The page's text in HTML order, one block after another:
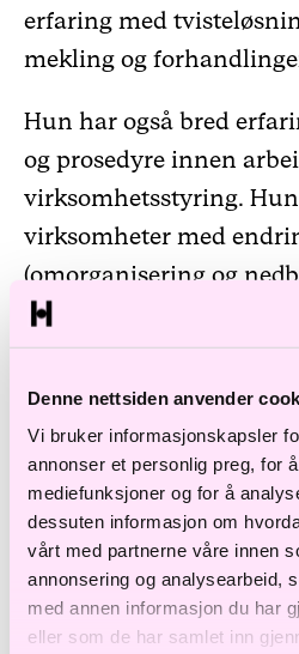
Denne nettsiden anvender
Vi bruker informasjonskapsler
annonser et personlig preg, for
mediefunksjoner og for å
dessuten informasjon om
vårt med partnerne våre innen
annonsering og analysearbeid,
med annen informasjon du har
eller som de har samlet inn
erfaring med
mekling og
Hun har også bred
og prosedyre innen
virksomhetsstyring.
virksomheter med
(omorganisering og
håndtering av
oppfølgning av ansatte
Hun har også bistått i
komplekse
betydelig antall
prosederer jevnlig
domstolene
nedbemanning mv.).​
Kari er medlem av